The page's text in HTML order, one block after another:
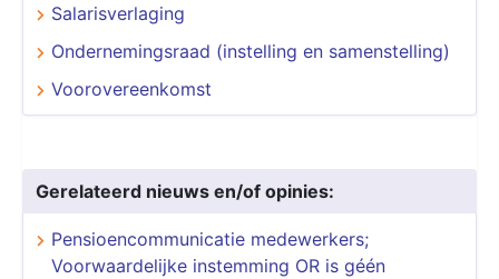
Salarisverlaging
Ondernemingsraad (instelling en samenstelling)
Voorovereenkomst
Gerelateerd nieuws en/of opinies:
Pensioencommunicatie medewerkers;
Voorwaardelijke instemming OR is géén